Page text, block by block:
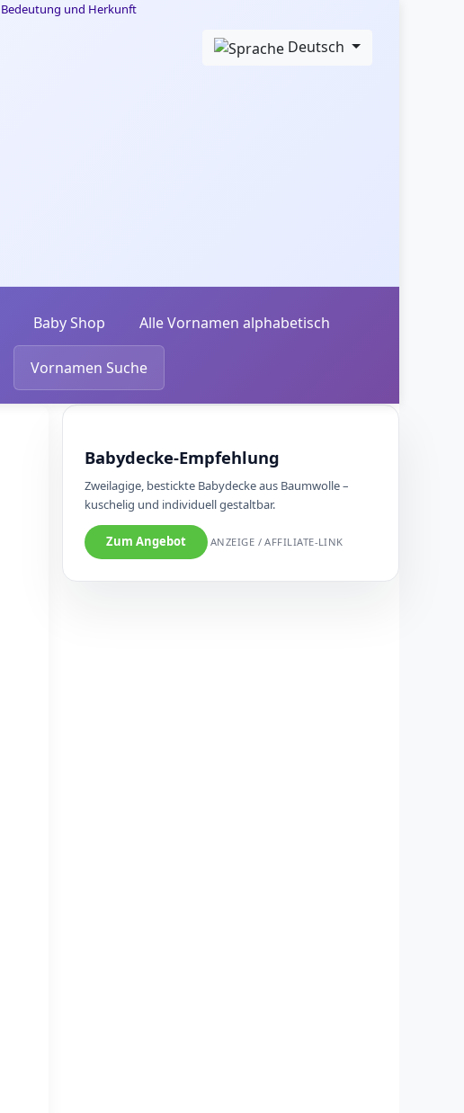
Deutsch
Baby Shop Alle Vornamen alphabetisch
Vornamen Suche
Babydecke-Empfehlung
Zweilagige, bestickte Babydecke aus Baumwolle –
kuschelig und individuell gestaltbar.
Zum Angebot ANZEIGE / AFFILIATE-LINK